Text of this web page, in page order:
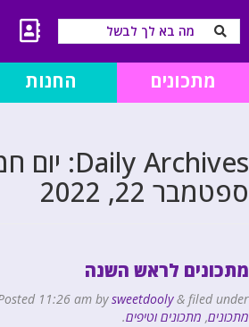
מתכונים החנות
Daily Archives: יום
ספטמבר 22, 2022
מתכונים לראש השנה
11:26 am bysweetdooly & filed under
מתכונים, מתכונים וטיפים.